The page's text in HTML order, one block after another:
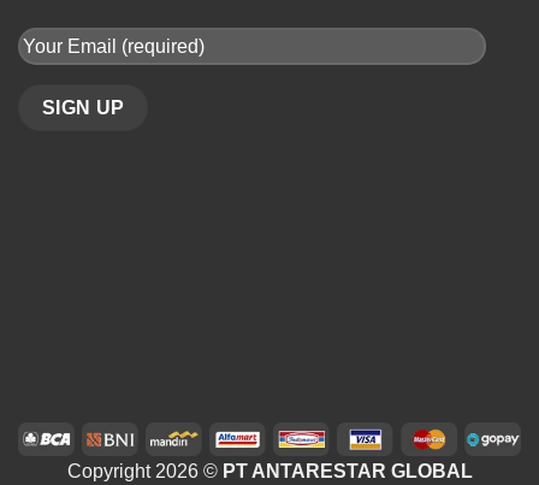
Copyright 2026 © PT ANTARESTAR GLOBAL